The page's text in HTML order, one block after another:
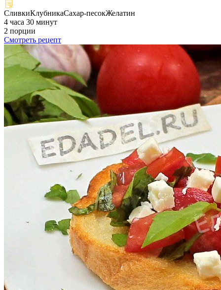
СливкиКлубникаСахар-песокЖелатин
4 часа 30 минут
2 порции
Смотреть рецепт